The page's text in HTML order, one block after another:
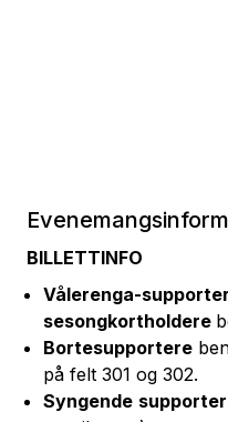
BILLETTINFO
Vålerenga-
sesongkortholdere
Bortesupportere
på felt 301 og 302.
Syngende